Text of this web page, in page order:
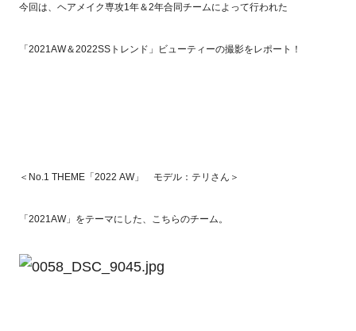
今回は、ヘアメイク専攻1年＆2年合同チームによって行われた
「2021AW＆2022SSトレンド」ビューティーの撮影をレポート！
＜No.1 THEME「2022 AW」 モデル：テリさん＞
「2021AW」をテーマにした、こちらのチーム。